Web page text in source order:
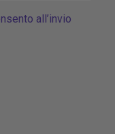
all’invio